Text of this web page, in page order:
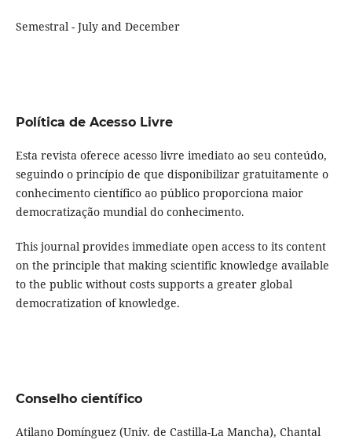
Semestral - July and December
Política de Acesso Livre
Esta revista oferece acesso livre imediato ao seu conteúdo,
seguindo o princípio de que disponibilizar gratuitamente o
conhecimento científico ao público proporciona maior
democratização mundial do conhecimento.
This journal provides immediate open access to its content
on the principle that making scientific knowledge available
to the public without costs supports a greater global
democratization of knowledge.
Conselho científico
Atilano Domínguez (Univ. de Castilla-La Mancha), Chantal